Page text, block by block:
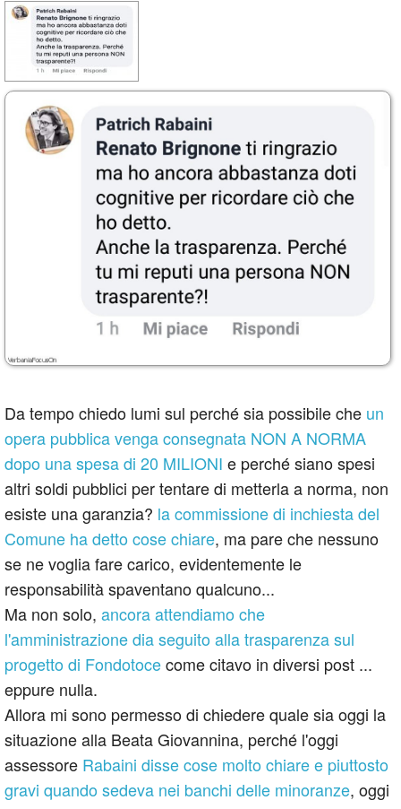
Da tempo chiedo lumi sul perché sia possibile che un
opera pubblica venga consegnata NON A NORMA
dopo una spesa di 20 MILIONI e perché siano spesi
altri soldi pubblici per tentare di metterla a norma, non
esiste una garanzia? la commissione di inchiesta del
Comune ha detto cose chiare, ma pare che nessuno
se ne voglia fare carico, evidentemente le
responsabilità spaventano qualcuno...
Ma non solo, ancora attendiamo che
l'amministrazione dia seguito alla trasparenza sul
progetto di Fondotocecome citavo in diversi post ...
eppure nulla.
Allora mi sono permesso di chiedere quale sia oggi la
situazione alla Beata Giovannina, perché l'oggi
assessore Rabaini disse cose molto chiare e piuttosto
gravi quando sedeva nei banchi delle minoranze, oggi